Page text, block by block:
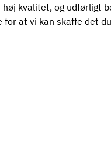
kvalitet, og udførligt
for at vi kan skaffe det